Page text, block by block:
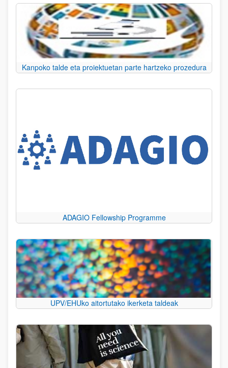
Kanpoko talde eta proiektuetan parte hartzeko prozedura
ADAGIO Fellowship Programme
UPV/EHUko aitortutako ikerketa taldeak